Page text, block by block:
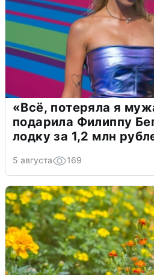
«Всё, потеряла я
подарила Филиппу
лодку за 1,2 млн
5 августа 169